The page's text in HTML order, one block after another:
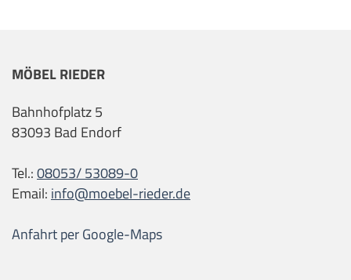
MÖBEL RIEDER
Bahnhofplatz 5
83093 Bad Endorf
Tel.:08053/ 53089-0
Email: info@moebel-rieder.de
Anfahrt per Google-Maps